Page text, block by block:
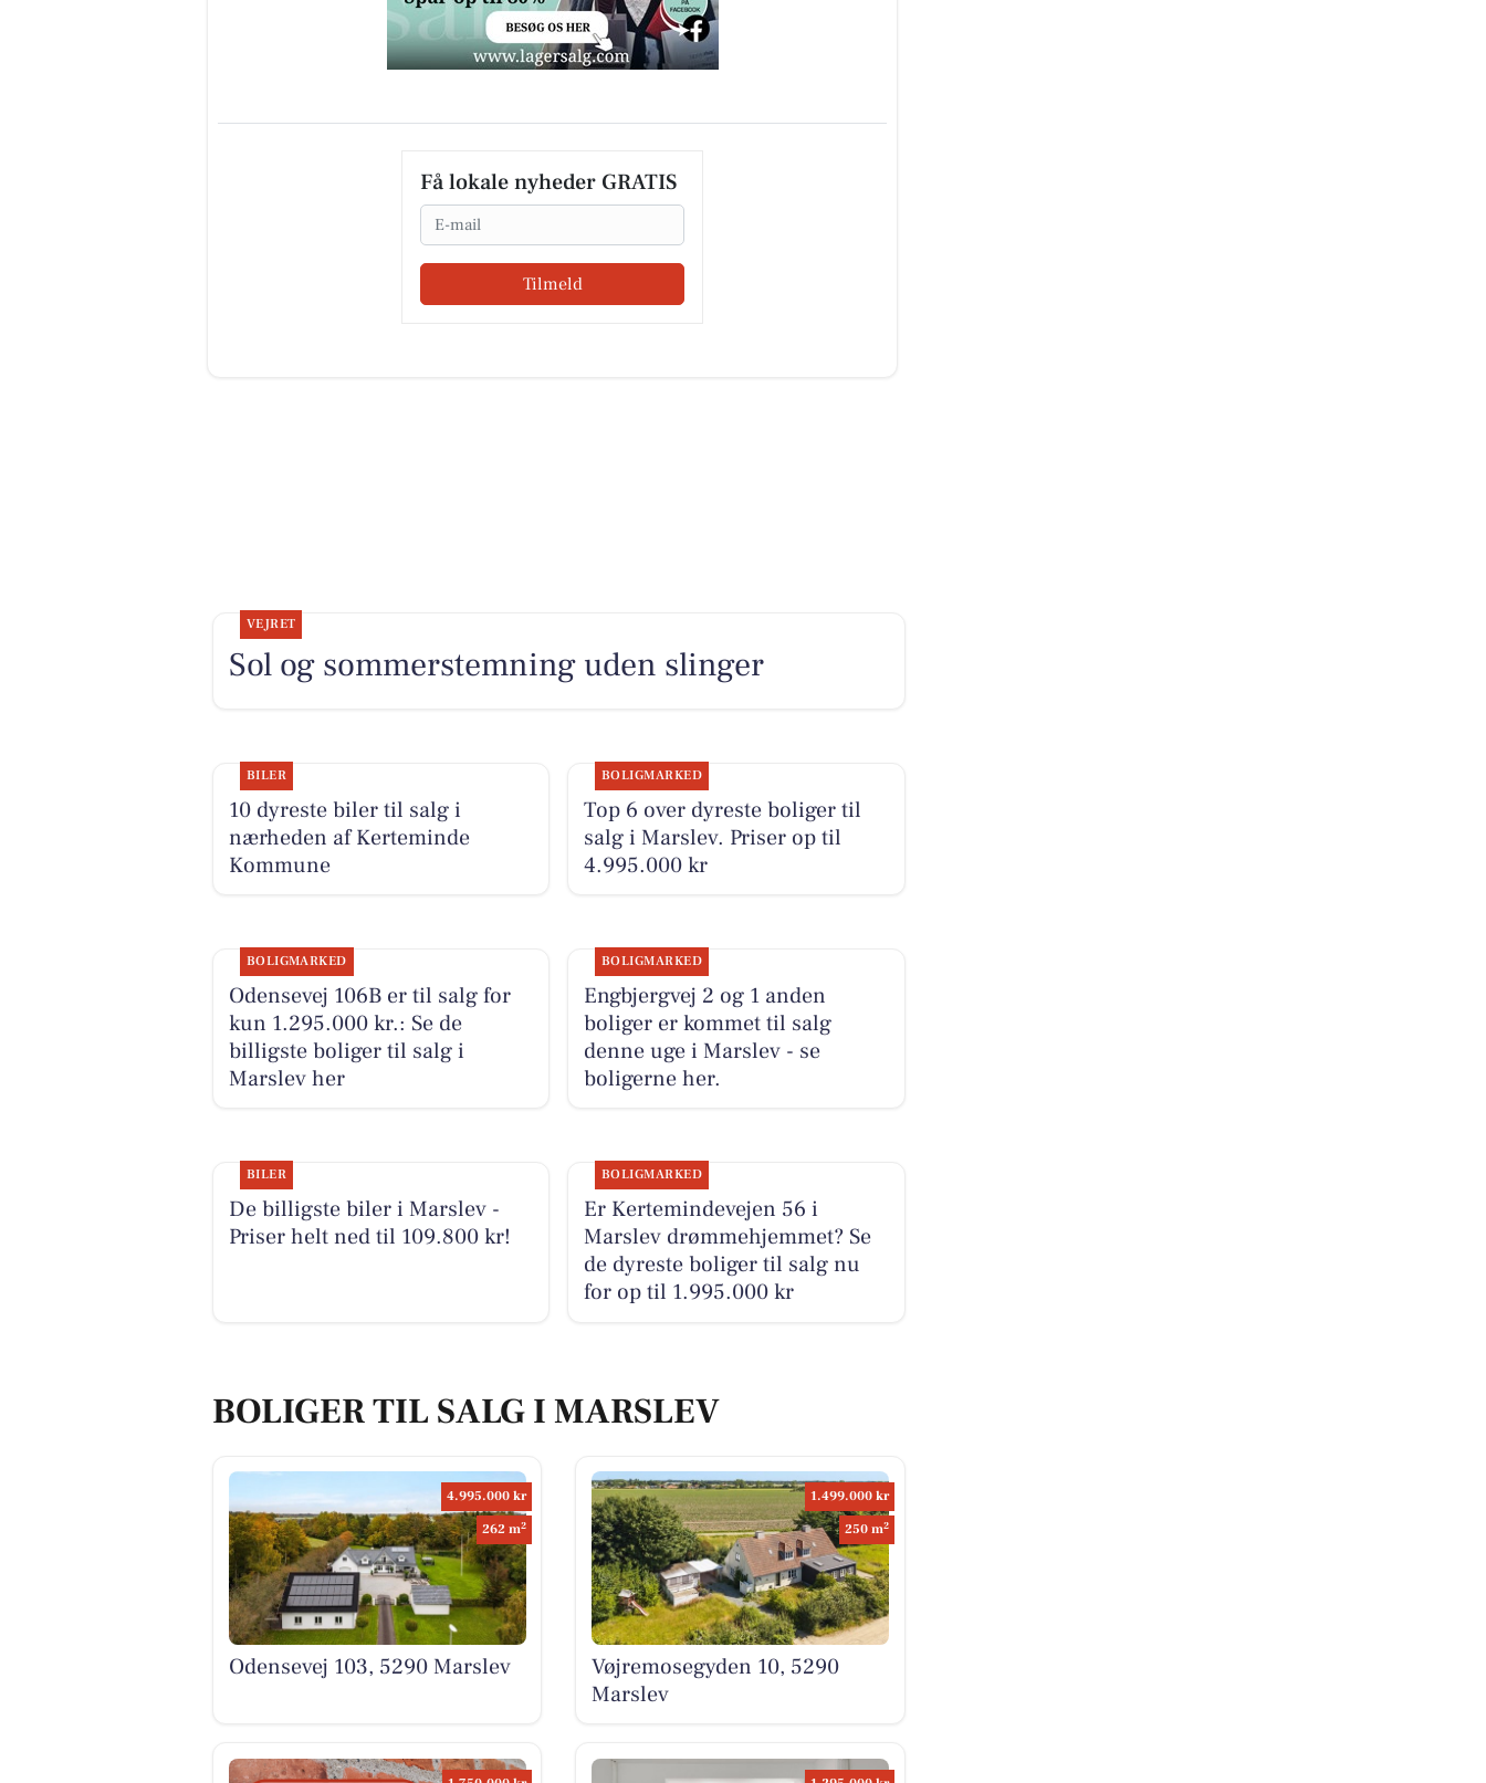
Listen er lang, og vi, hos BoligZonen, havde bestemt ikke lyst til at gå ned af
nogle af dem en mørk oktober aften. Men vi har måttet skære et sted og har kåret
de mest uhyggelige gadenavne.Det var ikke let at udvælge de mest uhyggelige
Troldehøjen Hyllinge - Prærien i Grindsted - Smuglerstien i Ebletoft -
Skyggestræde i Ballerup - Flagermusvej i Viborg.
Få lokale nyheder GRATIS
Email
VEJRET
BILER
10 dyreste biler til salg i
nærheden af Kerteminde
Kommune
BOLIGMARKED
Top 6 over dyreste boliger til
salg i Marslev. Priser op til
4.995.000 kr